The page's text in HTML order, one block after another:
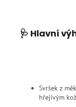
🩺 Hlavní
Svršek z
hřejivým